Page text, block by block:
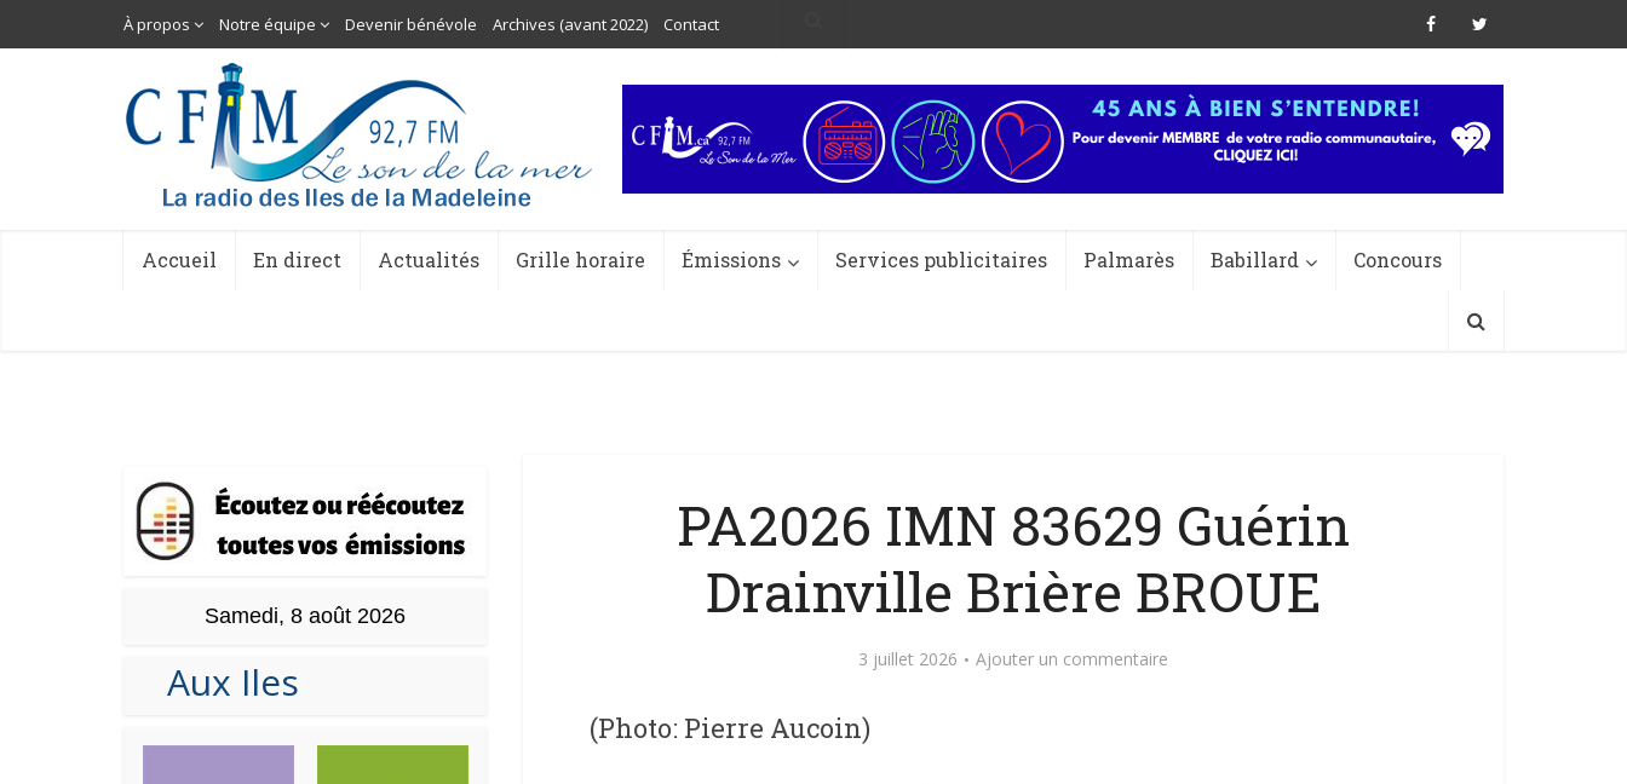
À propos Notre équipe Devenir bénévole Archives (avant 2022) Contact
Accueil En direct Actualités Grille horaire Émissions Services publicitaires Palmarès Babillard Concours
Samedi, 8 août 2026
Aux Iles
PA2026 IMN 83629 Guérin
Drainville Brière BROUE
3 juillet 2026 Ajouter un commentaire
(Photo: Pierre Aucoin)